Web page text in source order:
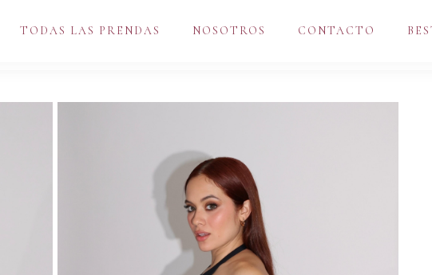
TODAS LAS PRENDAS NOSOTROS CONTACTO